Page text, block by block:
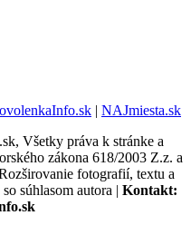
| NAJmiesta.sk
Všetky práva k stránke a
zákona 618/2003 Z.z. a
fotografií, textu a
súhlasom autora | Kontakt: